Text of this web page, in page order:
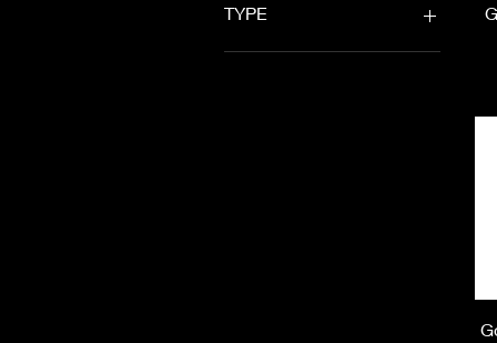
TYPE
CASQUETTE